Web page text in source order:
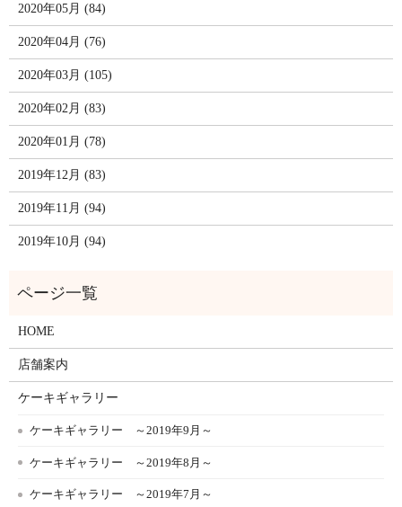
2020年05月 (84)
2020年04月 (76)
2020年03月 (105)
2020年02月 (83)
2020年01月 (78)
2019年12月 (83)
2019年11月 (94)
2019年10月 (94)
HOME
店舗案内
ケーキギャラリー
ケーキギャラリー ～2019年9月～
ケーキギャラリー ～2019年8月～
ケーキギャラリー ～2019年7月～